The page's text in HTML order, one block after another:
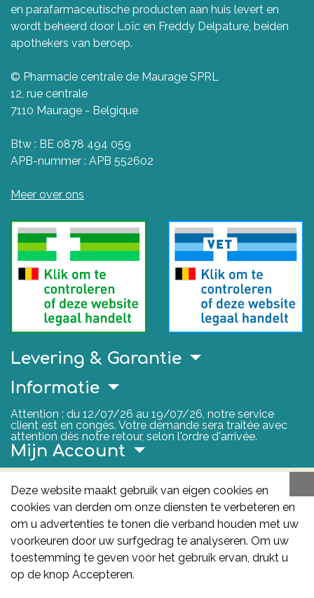
en parafarmaceutische producten aan huis levert en
wordt beheerd door Loïc en Freddy Delpature, beiden
apothekers van beroep.
© Pharmacie centrale de Maurage SPRL
12, rue centrale
7110 Maurage - Belgique
Btw : BE 0878 494 059
APB-nummer : APB 552602
Meer over ons
Levering & Garantie
Deze website maakt gebruik van eigen cookies en
cookies van derden om onze diensten te verbeteren en
om u advertenties te tonen die verband houden met uw
voorkeuren door uw surfgedrag te analyseren. Om uw
toestemming te geven voor het gebruik ervan, drukt u
op de knop Accepteren.
Informatie
Attention : du 12/07/26 au 19/07/26, notre service
client est en congés. Votre demande sera traitée avec
attention dès notre retour, selon l'ordre d'arrivée.
Mijn Account
Nuttige Links
FAGG
Het FAGG is de bevoegde autoriteit voor
geneesmiddelen en gezondheidsproducten in België.
Deze site valt onder haar controle.